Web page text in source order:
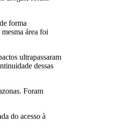
forma
área foi
ultrapassaram
dessas
Foram
do acesso à